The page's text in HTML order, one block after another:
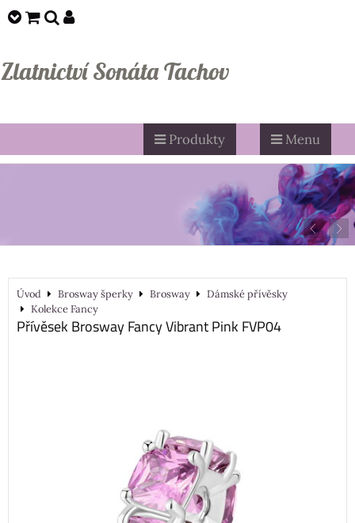
Zlatnictví Sonáta Tachov
Produkty Menu
Úvod Brosway šperky Brosway
Dámské přívěsky
Kolekce Fancy
Přívěsek Brosway Fancy Vibrant Pink FVP04